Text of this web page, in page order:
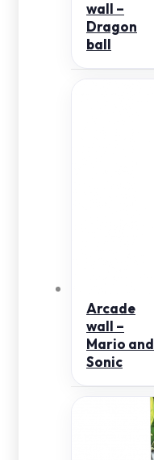
wall –
Dragon
ball
Arcade
wall –
Mario and
Sonic